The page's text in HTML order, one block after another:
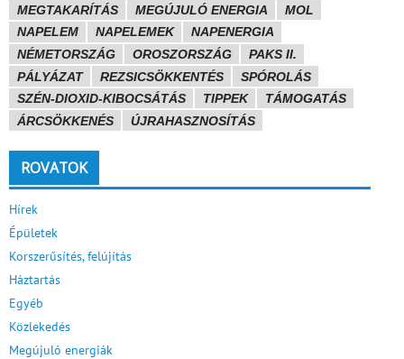
MEGTAKARÍTÁS
MEGÚJULÓ ENERGIA
MOL
NAPELEM
NAPELEMEK
NAPENERGIA
NÉMETORSZÁG
OROSZORSZÁG
PAKS II.
PÁLYÁZAT
REZSICSÖKKENTÉS
SPÓROLÁS
SZÉN-DIOXID-KIBOCSÁTÁS
TIPPEK
TÁMOGATÁS
ÁRCSÖKKENÉS
ÚJRAHASZNOSÍTÁS
ROVATOK
Hírek
Épületek
Korszerűsítés, felújítás
Háztartás
Egyéb
Közlekedés
Megújuló energiák